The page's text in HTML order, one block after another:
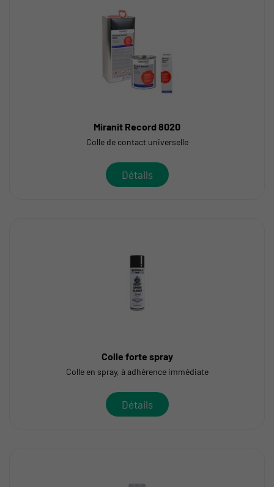
Miranit Record 8020
Colle de contact universelle
Détails
Colle forte spray
Colle en spray, à adhérence immédiate
Détails